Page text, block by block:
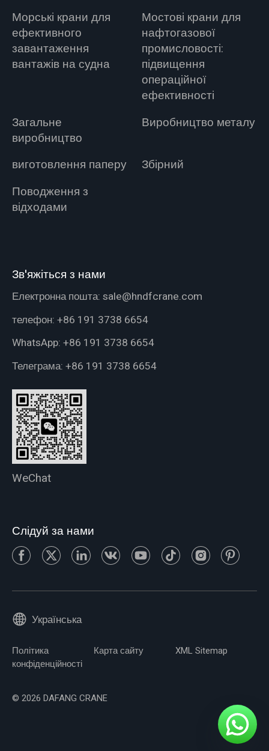
Морські крани для
ефективного
завантаження
вантажів на судна
Мостові крани для
нафтогазової
промисловості:
підвищення
операційної
ефективності
Загальне
виробництво
Виробництво металу
виготовлення паперу
Збірний
Поводження з
відходами
Зв'яжіться з нами
Електронна пошта: sale@hndfcrane.com
телефон: +86 191 3738 6654
WhatsApp: +86 191 3738 6654
Телеграма: +86 191 3738 6654
WeChat
Слідуй за нами
Українська
Політика
конфіденційності
Карта сайту XML Sitemap
© 2026 DAFANG CRANE